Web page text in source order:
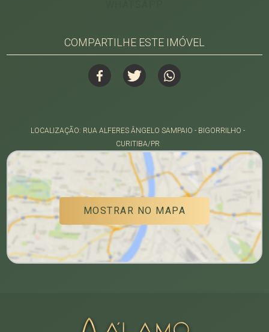
COMPARTILHE ESTE IMÓVEL
LOCALIZAÇÃO: RUA ALFERES ÂNGELO SAMPAIO - BIGORRILHO -
CURITIBA/PR
MOSTRAR NO MAPA